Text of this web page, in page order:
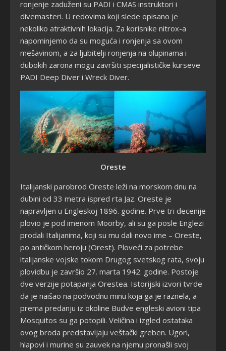
ronjenje zaduženi su PADI i CMAS instruktori i
divemasteri. U redovima koji slede opisano je
nekoliko atraktivnih lokacija. Za korisnike nitrox-a
napominjemo da su moguća i ronjenja sa ovom
mešavinom, a za ljubitelji ronjenja na olupinama i
dubokih zarona mogu završiti specijalističke kurseve
PADI Deep Diver i Wreck Diver.
Oreste
Italijanski parobrod Oreste leži na morskom dnu na
dubini od 33 metra ispred rta Jaz. Oreste je
napravljen u Engleskoj 1896. godine. Prve tri decenije
plovio je pod imenom Moorby, ali su ga posle Englezi
prodali Italijanima, koji su mu dali novo ime – Oreste,
po antičkom heroju (Orest). Ploveći za potrebe
italijanske vojske tokom Drugog svetskog rata, svoju
plovidbu je završio 27. marta 1942. godine. Postoje
dve verzije potapanja Orestea. Istorijski izvori tvrde
da je naišao na podvodnu minu koja ga je raznela, a
prema predanju iz okoline Budve engleski avioni tipa
Mosquitos su ga potopili. Veličina i izgled ostataka
ovog broda predstavljaju veštački greben. Ugori,
hlapovi i murine su zauvek na njemu pronašli svoj